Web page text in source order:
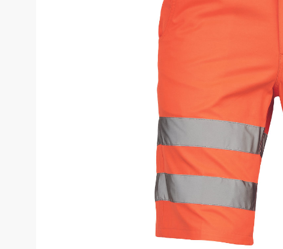
Pantaloni
Pantaloni călduroși
Pantaloni pentru
Pantaloni pentru
Pantaloni
Blugi, pantaloni
Salopete
Salopete pu vara
Salopete pu iarna
Salopete Outlet
Țesături / Accesorii pentru croitorie